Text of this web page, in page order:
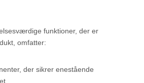
funktioner, der er
omfatter:
der sikrer enestående